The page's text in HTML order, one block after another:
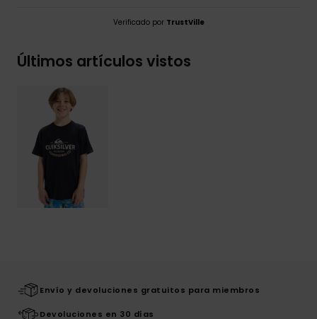
Verificado por TrustVille
Últimos artículos vistos
Envío y devoluciones gratuitos para miembros
Devoluciones en 30 días